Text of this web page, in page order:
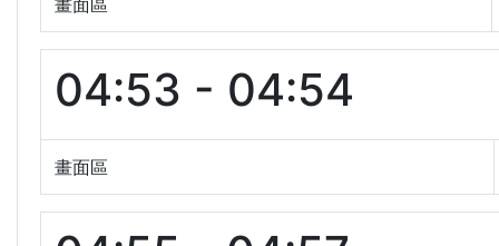
畫面區
04:53 - 04:54
畫面區